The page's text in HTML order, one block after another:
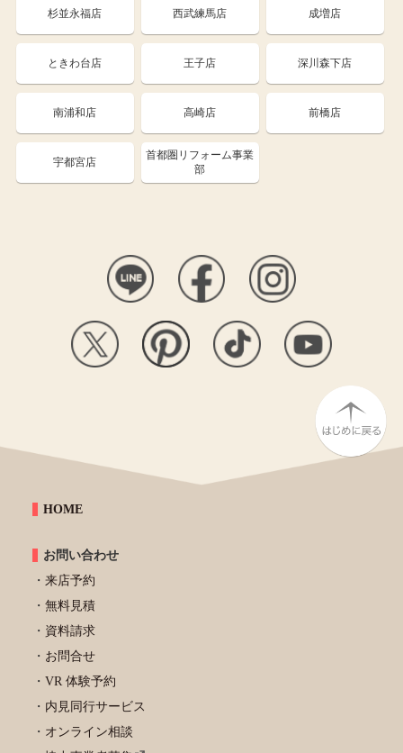
杉並永福店 西武練馬店 成増店
ときわ台店 王子店 深川森下店
南浦和店 高崎店 前橋店
宇都宮店
首都圏リフォーム事業
部
HOME
お問い合わせ
来店予約
無料見積
資料請求
お問合せ
VR 体験予約
内見同行サービス
オンライン相談